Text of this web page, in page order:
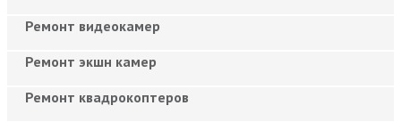
Ремонт видеокамер
Ремонт экшн камер
Ремонт квадрокоптеров